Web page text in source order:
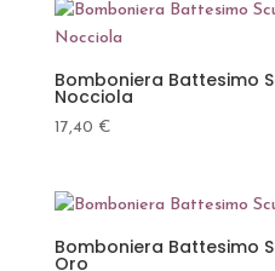
Bomboniera Battesimo
Nocciola
17,40 €
Bomboniera Battesimo
Oro